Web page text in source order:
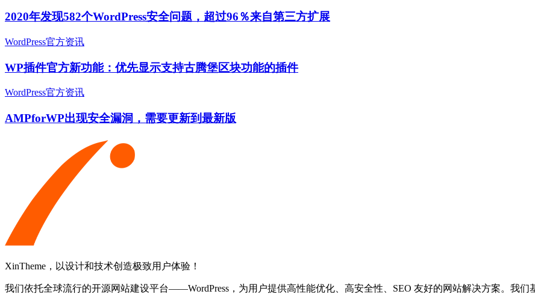
2020年发现582个WordPress安全问题，超过96％来自第三方扩展
WordPress官方资讯
WP插件官方新功能：优先显示支持古腾堡区块功能的插件
WordPress官方资讯
AMPforWP出现安全漏洞，需要更新到最新版
XinTheme，以设计和技术创造极致用户体验！
我们依托全球流行的开源网站建设平台——WordPress，为用户提供高性能优化、高安全性、SEO 友好的网站解决方案。我们